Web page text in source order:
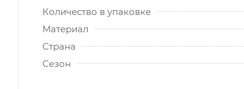
Количество в упаковке
Материал
Страна
Сезон